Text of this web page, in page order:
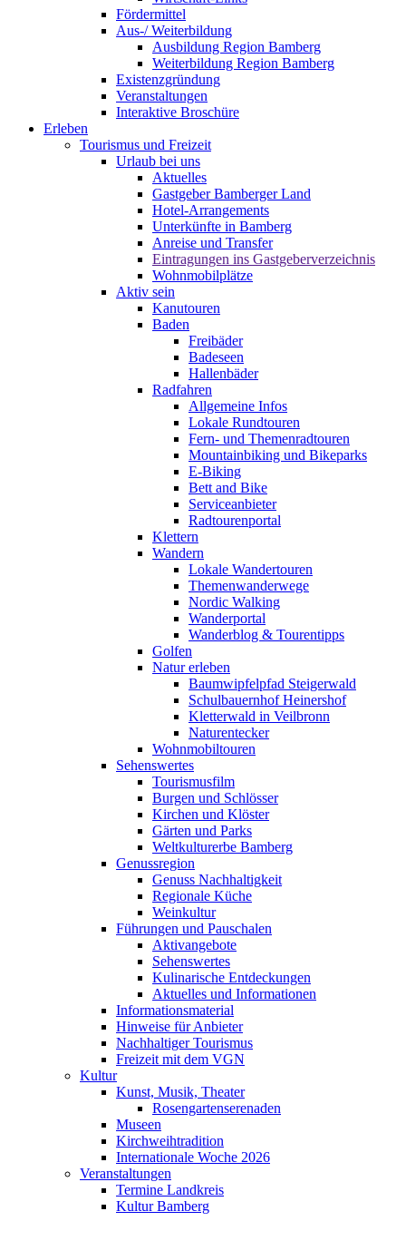
Fördermittel
Aus-/ Weiterbildung
Ausbildung Region Bamberg
Weiterbildung Region Bamberg
Existenzgründung
Veranstaltungen
Interaktive Broschüre
Erleben
Tourismus und Freizeit
Urlaub bei uns
Aktuelles
Gastgeber Bamberger Land
Hotel-Arrangements
Unterkünfte in Bamberg
Anreise und Transfer
Eintragungen ins Gastgeberverzeichnis
Wohnmobilplätze
Aktiv sein
Kanutouren
Baden
Freibäder
Badeseen
Hallenbäder
Radfahren
Allgemeine Infos
Lokale Rundtouren
Fern- und Themenradtouren
Mountainbiking und Bikeparks
E-Biking
Bett and Bike
Serviceanbieter
Radtourenportal
Klettern
Wandern
Lokale Wandertouren
Themenwanderwege
Nordic Walking
Wanderportal
Wanderblog & Tourentipps
Golfen
Natur erleben
Baumwipfelpfad Steigerwald
Schulbauernhof Heinershof
Kletterwald in Veilbronn
Naturentecker
Wohnmobiltouren
Sehenswertes
Tourismusfilm
Burgen und Schlösser
Kirchen und Klöster
Gärten und Parks
Weltkulturerbe Bamberg
Genussregion
Genuss Nachhaltigkeit
Regionale Küche
Weinkultur
Führungen und Pauschalen
Aktivangebote
Sehenswertes
Kulinarische Entdeckungen
Aktuelles und Informationen
Informationsmaterial
Hinweise für Anbieter
Nachhaltiger Tourismus
Freizeit mit dem VGN
Kultur
Kunst, Musik, Theater
Rosengartenserenaden
Museen
Kirchweihtradition
Internationale Woche 2026
Veranstaltungen
Termine Landkreis
Kultur Bamberg